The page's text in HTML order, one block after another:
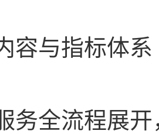
容与指标体系
务全流程展开